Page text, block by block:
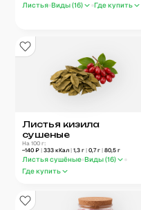
Листья Виды (16) Где купить
Листья кизила
сушеные
На 100 г:
~140 ₽| 333 кКал| 1,3 г| 0,7г| 80,5 г
Листья сушёные Виды (16)
Где купить